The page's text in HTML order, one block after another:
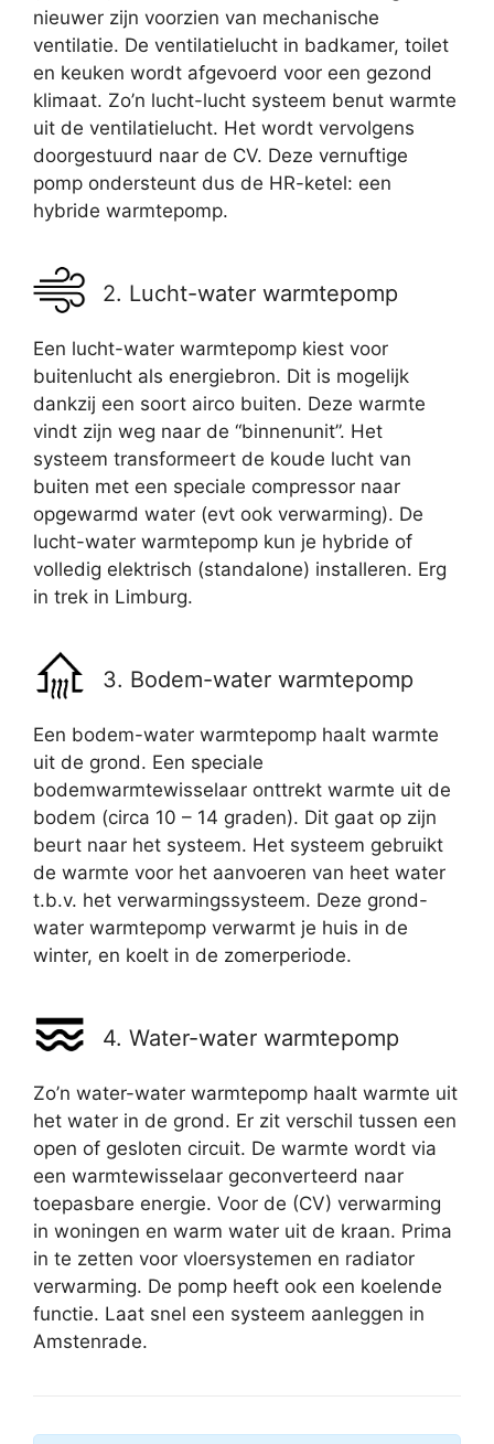
nieuwer zijn voorzien van mechanische
ventilatie. De ventilatielucht in badkamer, toilet
en keuken wordt afgevoerd voor een gezond
klimaat. Zo’n lucht-lucht systeem benut warmte
uit de ventilatielucht. Het wordt vervolgens
doorgestuurd naar de CV. Deze vernuftige
pomp ondersteunt dus de HR-ketel: een
hybride warmtepomp.
2. Lucht-water warmtepomp
Een lucht-water warmtepomp kiest voor
buitenlucht als energiebron. Dit is mogelijk
dankzij een soort airco buiten. Deze warmte
vindt zijn weg naar de “binnenunit”. Het
systeem transformeert de koude lucht van
buiten met een speciale compressor naar
opgewarmd water (evt ook verwarming). De
lucht-water warmtepomp kun je hybride of
volledig elektrisch (standalone) installeren. Erg
in trek in Limburg.
3. Bodem-water warmtepomp
Een bodem-water warmtepomp haalt warmte
uit de grond. Een speciale
bodemwarmtewisselaar onttrekt warmte uit de
bodem (circa 10 – 14 graden). Dit gaat op zijn
beurt naar het systeem. Het systeem gebruikt
de warmte voor het aanvoeren van heet water
t.b.v. het verwarmingssysteem. Deze grond-
water warmtepomp verwarmt je huis in de
winter, en koelt in de zomerperiode.
4. Water-water warmtepomp
Zo’n water-water warmtepomp haalt warmte uit
het water in de grond. Er zit verschil tussen een
open of gesloten circuit. De warmte wordt via
een warmtewisselaar geconverteerd naar
toepasbare energie. Voor de (CV) verwarming
in woningen en warm water uit de kraan. Prima
in te zetten voor vloersystemen en radiator
verwarming. De pomp heeft ook een koelende
functie. Laat snel een systeem aanleggen in
Amstenrade.